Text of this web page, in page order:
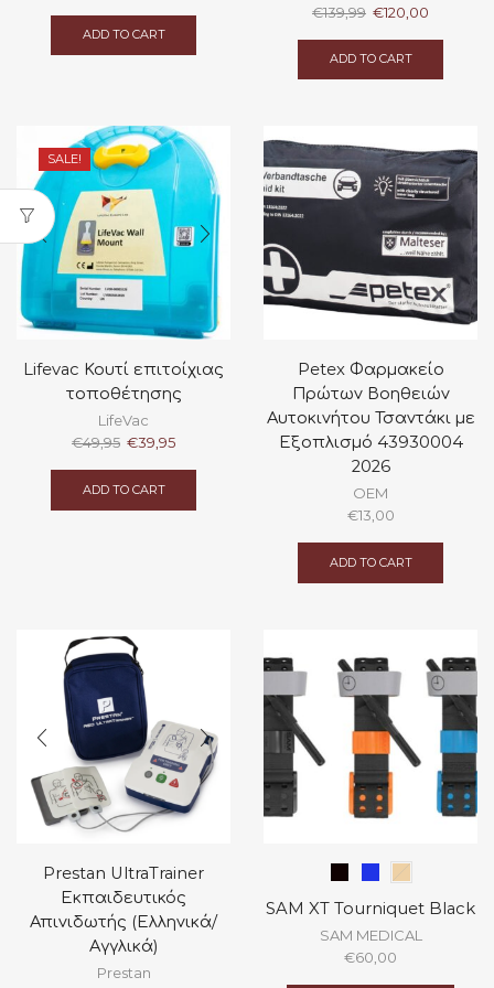
ADD TO CART
€139,99 Original
was:
€120,00
ADD TO CART
SALE!
Lifevac Κουτί επιτοίχιας
τοποθέτησης
LifeVac
€49,95 Original
was:
€39,95Current
ADD TO CART
Petex Φαρμακείο
Πρώτων Βοηθειών
Αυτοκινήτου Τσαντάκι με
Εξοπλισμό 43930004
2026
OEM
€13,00
ADD TO CART
Prestan UltraTrainer
Εκπαιδευτικός
Απινιδωτής (Ελληνικά/
Αγγλικά)
Prestan
SAM XT Tourniquet Black
SAM MEDICAL
€60,00